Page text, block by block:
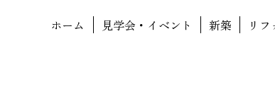
ホーム 見学会・イベント 新築 リフ